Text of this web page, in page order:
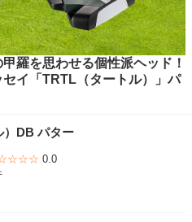
羅を思わせる個性派ヘッド！
イ「TRTL（タートル）」パ
）DB パター
0.0